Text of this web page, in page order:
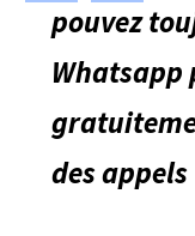
pouvez
Whatsapp
des appels